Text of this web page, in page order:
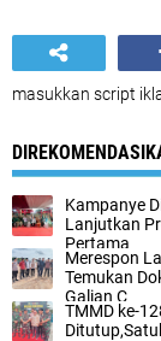
masukkan script
Kampanye
Lanjutkan
Pertama
Merespon
Temukan
Galian C
TMMD ke-